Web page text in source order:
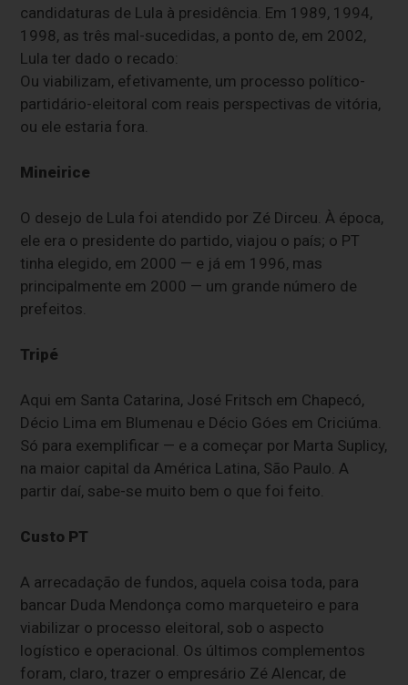
candidaturas de Lula à presidência. Em 1989, 1994,
1998, as três mal-sucedidas, a ponto de, em 2002,
Lula ter dado o recado:
Ou viabilizam, efetivamente, um processo político-
partidário-eleitoral com reais perspectivas de vitória,
ou ele estaria fora.
Mineirice
O desejo de Lula foi atendido por Zé Dirceu. À época,
ele era o presidente do partido, viajou o país; o PT
tinha elegido, em 2000 — e já em 1996, mas
principalmente em 2000 — um grande número de
prefeitos.
Tripé
Aqui em Santa Catarina, José Fritsch em Chapecó,
Décio Lima em Blumenau e Décio Góes em Criciúma.
Só para exemplificar — e a começar por Marta Suplicy,
na maior capital da América Latina, São Paulo. A
partir daí, sabe-se muito bem o que foi feito.
Custo PT
A arrecadação de fundos, aquela coisa toda, para
bancar Duda Mendonça como marqueteiro e para
viabilizar o processo eleitoral, sob o aspecto
logístico e operacional. Os últimos complementos
foram, claro, trazer o empresário Zé Alencar, de